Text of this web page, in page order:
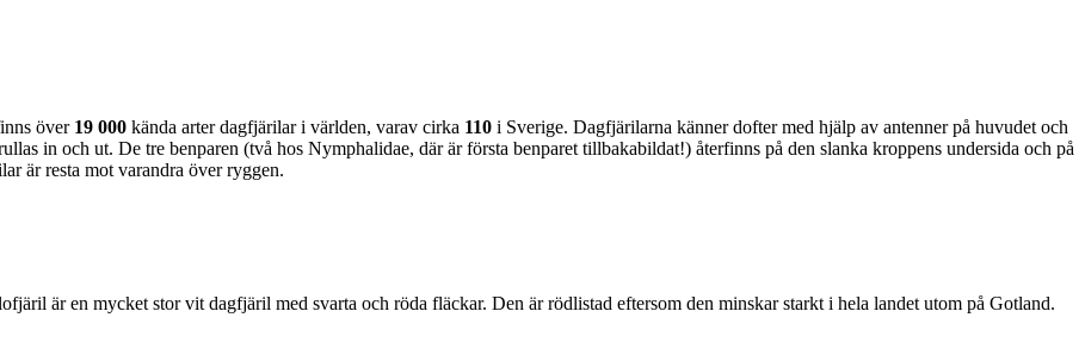
över 19 000 kända arter dagfjärilar i världen, varav cirka 110 i Sverige. Dagfjärilarna känner dofter med hjälp av antenner på huvudet och
in och ut. De tre benparen (två hos Nymphalidae, där är första benparet tillbakabildat!) återfinns på den slanka kroppens undersida och på
är resta mot varandra över ryggen.
är en mycket stor vit dagfjäril med svarta och röda fläckar. Den är rödlistad eftersom den minskar starkt i hela landet utom på Gotland.